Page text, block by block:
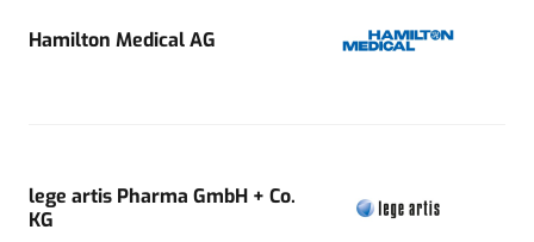
Hamilton Medical AG
lege artis Pharma GmbH + Co.
KG